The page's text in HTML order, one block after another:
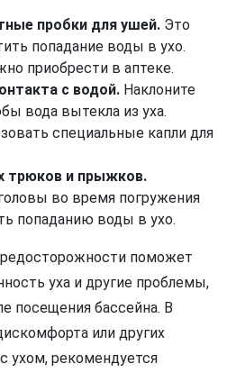
пробки для ушей. Это
попадание воды в ухо.
приобрести в аптеке.
с водой. Наклоните
вода вытекла из уха.
специальные капли для
трюков и прыжков.
во время погружения
попаданию воды в ухо.
поможет
уха и другие проблемы,
посещения бассейна. В
или других
ухом, рекомендуется